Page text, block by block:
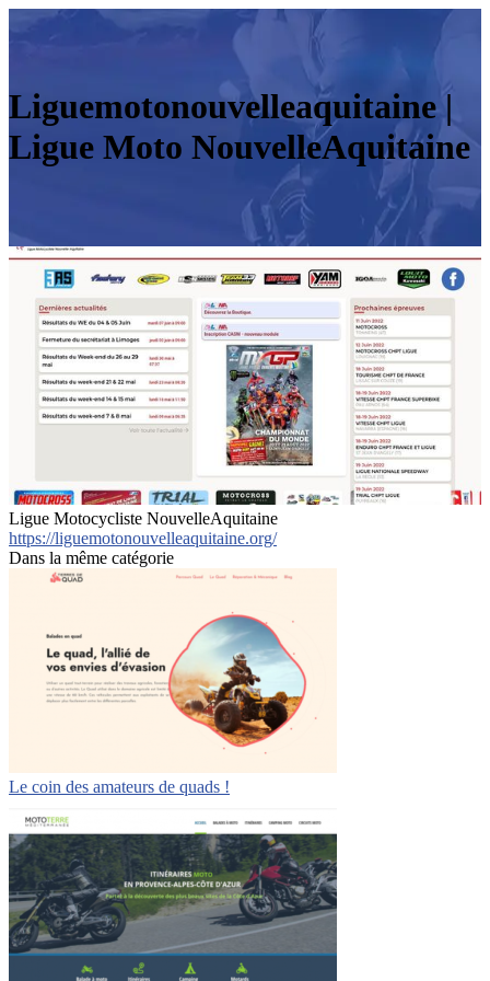
Liguemotonouvel­leaquitai­ne |
Ligue Moto NouvelleAquitaine
Ligue Motocycliste NouvelleAquitaine
https://liguemotonouvelleaquitaine.org/
Dans la même catégorie
Le coin des amateurs de quads !